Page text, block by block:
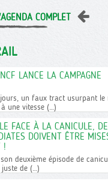
COMPLET
LANCE LA CAMPAGNE
un faux tract usurpant le
une vitesse (…)
FACE À LA CANICULE,
DOIVENT ÊTRE
!
deuxième épisode de
de (…)